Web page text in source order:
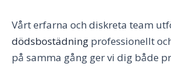
Vårt erfarna och diskreta team
dödsbostädning professionellt
på samma gång ger vi dig både